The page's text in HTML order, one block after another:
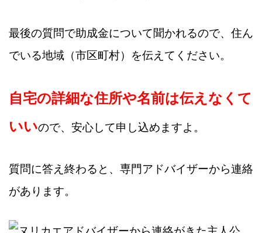
最後の質問で助成金について聞かれるので、住ん
でいる地域（市区町村）を伝えてください。
自宅の詳細な住所や名前は伝えなくて
いいので、安心して申し込めますよ。
質問に答え終わると、専門アドバイザーから連絡
があります。